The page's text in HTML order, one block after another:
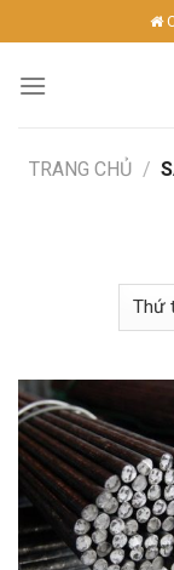
to
content
TRANG CHỦ /